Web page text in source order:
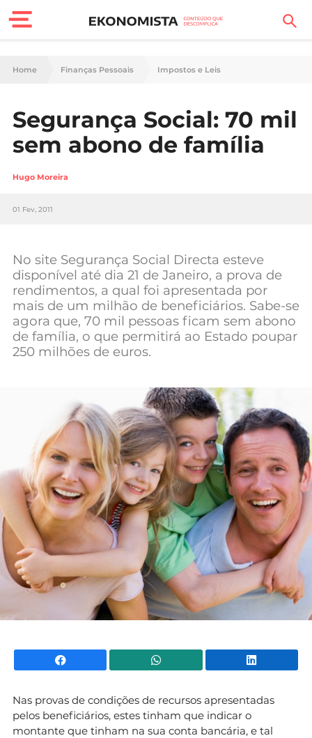
Finanças Pessoais
Carreira
Tecnologia
Negócios
Mundial 2026
Home Finanças Pessoais Impostos e Leis
Segurança Social: 70 mil
sem abono de família
Hugo Moreira
01 Fev, 2011
No site Segurança Social Directa esteve
disponível até dia 21 de Janeiro, a prova de
rendimentos, a qual foi apresentada por
mais de um milhão de beneficiários. Sabe-se
agora que, 70 mil pessoas ficam sem abono
de família, o que permitirá ao Estado poupar
250 milhões de euros.
Facebook WhatsApp
Nas provas de condições de recursos apresentadas
pelos beneficiários, estes tinham que indicar o
montante que tinham na sua conta bancária, e tal